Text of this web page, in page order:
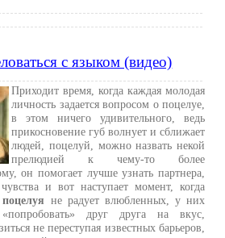
с языком (видео)
Приходит время, когда каждая молодая
личность задается вопросом о поцелуе,
в этом ничего удивительного, ведь
прикосновение губ волнует и сближает
людей, поцелуй, можно назвать некой
прелюдией к чему-то более
он помогает лучше узнать партнера,
и вот наступает момент, когда
не радует влюбленных, у них
друг друга на вкус,
не переступая известных барьеров,